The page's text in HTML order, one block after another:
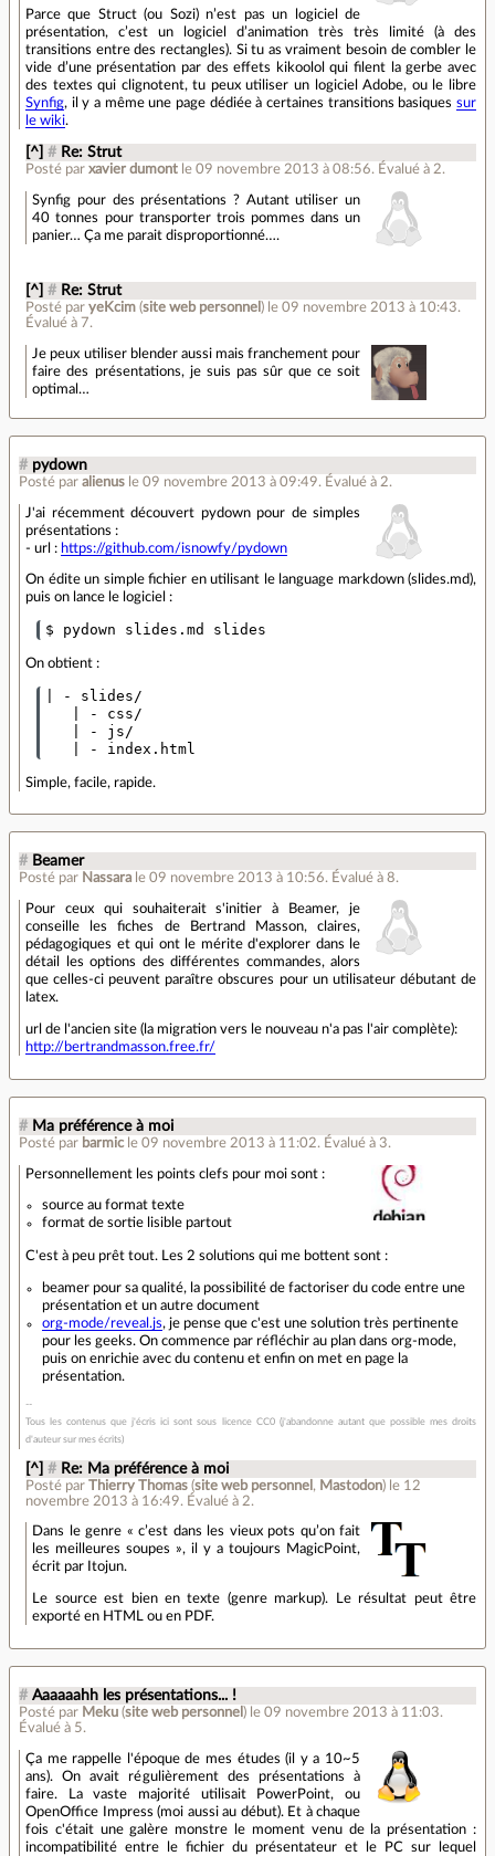
Parce que Struct (ou Sozi) n’est pas un logiciel de
présentation, c’est un logiciel d’animation très très limité (à des
transitions entre des rectangles). Si tu as vraiment besoin de combler le
vide d’une présentation par des effets kikoolol qui filent la gerbe avec
des textes qui clignotent, tu peux utiliser un logiciel Adobe, ou le libre
Synfig, il y a même une page dédiée à certaines transitions basiques sur
le wiki.
[^] # Re: Strut
Posté parxavier dumont le 09 novembre 2013 à 08:56. Évalué à 2.
Synfig pour des présentations ? Autant utiliser un
40 tonnes pour transporter trois pommes dans un
panier… Ça me parait disproportionné….
[^] # Re: Strut
Posté paryeKcim (site web personnel ) le 09 novembre 2013 à 10:43.
Évalué à7.
Je peux utiliser blender aussi mais franchement pour
faire des présentations, je suis pas sûr que ce soit
optimal…
# pydown
Posté par alienus le 09 novembre 2013 à 09:49. Évalué à 2.
J'ai récemment découvert pydown pour de simples
présentations :
- url : https://github.com/isnowfy/pydown
On édite un simple fichier en utilisant le language markdown (slides.md),
puis on lance le logiciel :
On obtient :
| - slides/
   | - css/
   | - js/
Simple, facile, rapide.
# Beamer
Posté par Nassara le 09 novembre 2013 à 10:56. Évalué à 8.
Pour ceux qui souhaiterait s'initier à Beamer, je
conseille les fiches de Bertrand Masson, claires,
pédagogiques et qui ont le mérite d'explorer dans le
détail les options des différentes commandes, alors
que celles-ci peuvent paraître obscures pour un utilisateur débutant de
latex.
url de l'ancien site (la migration vers le nouveau n'a pas l'air complète):
http://bertrandmasson.free.fr/
# Ma préférence à moi
Posté par barmic le 09 novembre 2013 à 11:02. Évalué à 3.
Personnellement les points clefs pour moi sont :
source au format texte
format de sortie lisible partout
C'est à peu prêt tout. Les 2 solutions qui me bottent sont :
beamer pour sa qualité, la possibilité de factoriser du code entre une
présentation et un autre document
org-mode/reveal.js, je pense que c'est une solution très pertinente
pour les geeks. On commence par réfléchir au plan dans org-mode,
puis on enrichie avec du contenu et enfin on met en page la
présentation.
Tous les contenus que j'écris ici sont sous licence CC0 (j'abandonne autant que possible mes droits
d'auteur sur mes écrits)
[^] # Re: Ma préférence à moi
Posté parThierry Thomas (site web personnel , Mastodon) le 12
novembre 2013 à 16:49. Évalué à 2.
Dans le genre « c’est dans les vieux pots qu’on fait
les meilleures soupes », il y a toujours MagicPoint,
écrit par Itojun.
Le source est bien en texte (genre markup). Le résultat peut être
exporté en HTML ou en PDF.
# Aaaaaahh les présentations... !
Posté par Meku (site web personnel ) le 09 novembre 2013 à 11:03.
Évalué à 5.
Ça me rappelle l'époque de mes études (il y a 10~5
ans). On avait régulièrement des présentations à
faire. La vaste majorité utilisait PowerPoint, ou
OpenOffice Impress (moi aussi au début). Et à chaque
fois c'était une galère monstre le moment venu de la présentation :
incompatibilité entre le fichier du présentateur et le PC sur lequel